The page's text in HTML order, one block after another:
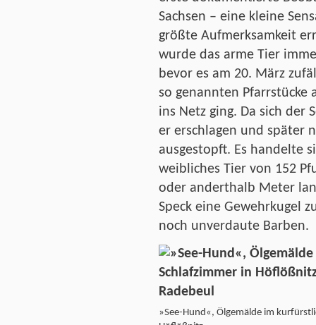
Sachsen – eine kleine
größte Aufmerksamkeit
wurde das arme Tier
bevor es am 20. März
so genannten Pfarrstücke
ins Netz ging. Da sich
er erschlagen und später
ausgestopft. Es handelte
weibliches Tier von 152
oder anderthalb Meter
Speck eine Gewehrkugel
noch unverdaute Barben.
»See-Hund«, Ölgemälde im